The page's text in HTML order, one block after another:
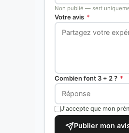
Non publié — sert
Votre avis *
Combien font 3 + 2 ? *
J'accepte que mon
Publier mon